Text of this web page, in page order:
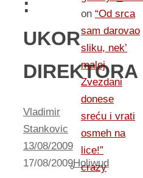
:
UKOR
DIREKTORA
Vladimir
Stankovic
13/08/2009
17/08/2009Holiwud
on “Od srca
sam darovao
sliku, nek’
maloj
Zvezdani
donese
sreću i vrati
osmeh na
lice!”
crazy